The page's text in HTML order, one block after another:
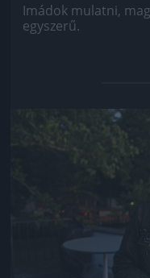
Imádok mulatni,
egyszerű.